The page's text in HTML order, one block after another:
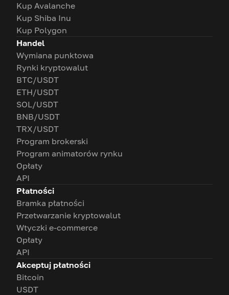
Kup Avalanche
Kup Shiba Inu
Kup Polygon
Handel
Wymiana punktowa
Rynki kryptowalut
BTC/USDT
ETH/USDT
SOL/USDT
BNB/USDT
TRX/USDT
Program brokerski
Program animatorów rynku
Opłaty
API
Płatności
Bramka płatności
Przetwarzanie kryptowalut
Wtyczki e-commerce
Opłaty
API
Akceptuj płatności
Bitcoin
USDT